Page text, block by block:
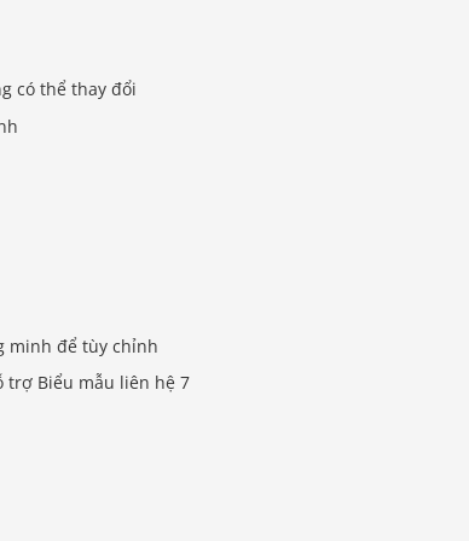
có thể thay đổi
minh để tùy chỉnh
trợ Biểu mẫu liên hệ 7